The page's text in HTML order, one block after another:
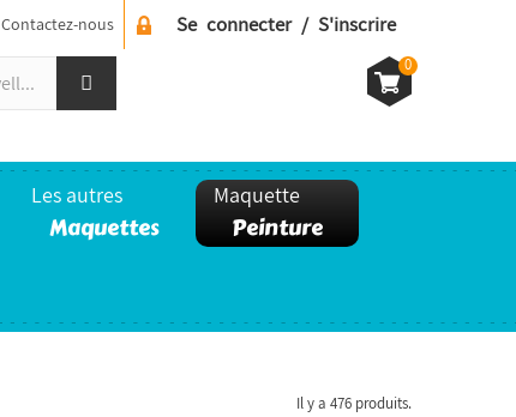
Se connecter / S'inscrire
Contactez-nous
0
Les autres
Maquettes
Maquette
Peinture
Il y a 476 produits.